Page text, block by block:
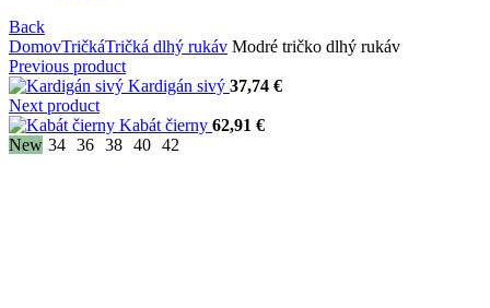
Back
DomovTričkáTričká dlhý rukáv Modré tričko dlhý rukáv
Previous product
Kardigán sivý 37,74 €
Next product
Kabát čierny 62,91 €
New 34 36 38 40 42